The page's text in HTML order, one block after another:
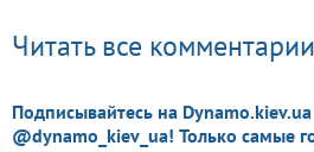
Читать все
Подписывайтесь на
@dynamo_kiev_ua! Только самые